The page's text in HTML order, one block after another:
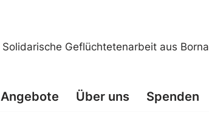
Solidarische Geflüchtetenarbeit aus Borna
Angebote Über uns Spenden